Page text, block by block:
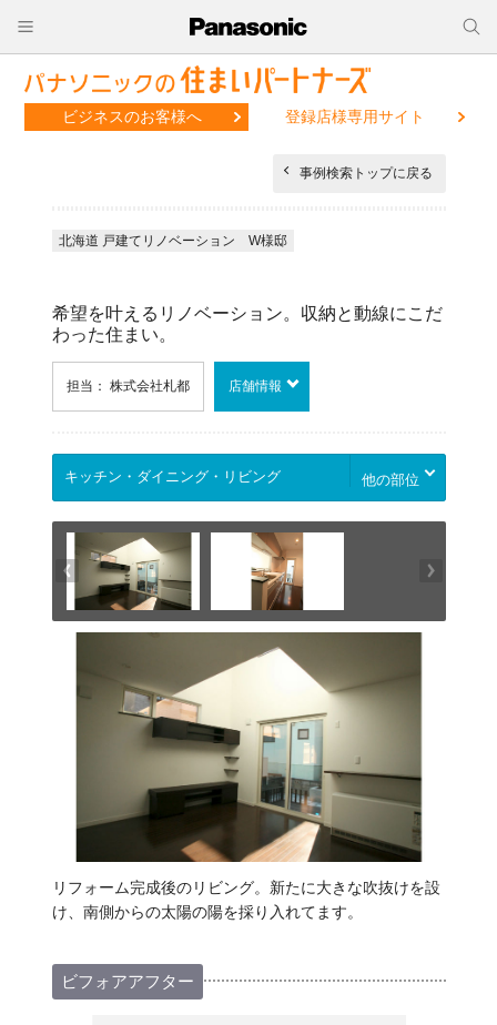
ビジネスのお客様へ 登録店様専用サイト
事例検索トップに戻る
北海道 戸建てリノベーション W様邸
希望を叶えるリノベーション。収納と動線にこだ
わった住まい。
担当： 株式会社札都 店舗情報
他の部位
リフォーム完成後のリビング。新たに大きな吹抜けを設
け、南側からの太陽の陽を採り入れてます。
ビフォアアフター